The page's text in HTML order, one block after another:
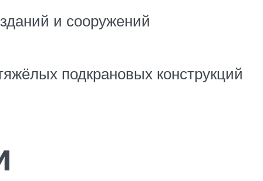
и сооружений
подкрановых конструкций